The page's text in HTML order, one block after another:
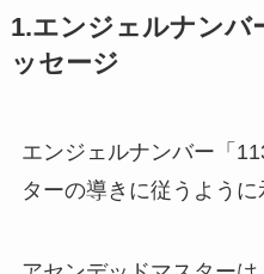
1.エンジェルナンバ
ッセージ
エンジェルナンバー「
ターの導きに従うように